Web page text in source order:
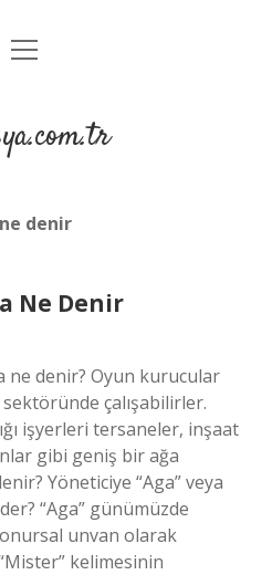
Uyarı
menüyü
denir
Ne Denir
ne denir? Oyun kurucular
çalışabilirler.
işyerleri tersaneler, inşaat
gibi geniş bir ağa
Yöneticiye “Aga” veya
“Aga” günümüzde
unvan olarak
kelimesinin